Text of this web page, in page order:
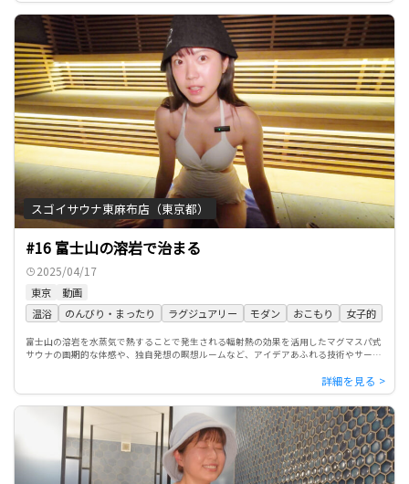
スゴイサウナ東麻布店（東京都）
#16 富士山の溶岩で治まる
2025/04/17
東京
動画
温浴
のんびり・まったり ラグジュアリー モダン おこもり 女子的
富士山の溶岩を水蒸気で熱することで発生される輻射熱の効果を活用したマグマスパ式
サウナの画期的な体感や、独自発想の瞑想ルームなど、アイデアあふれる技術やサービ